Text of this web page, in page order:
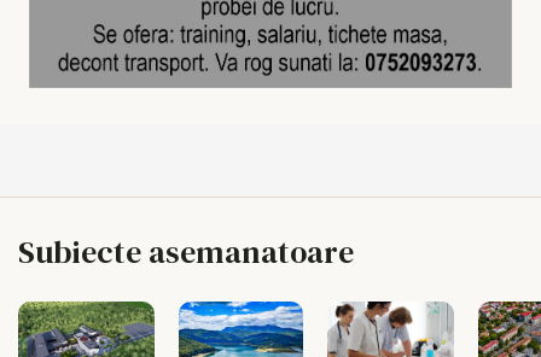
Subiecte asemanatoare